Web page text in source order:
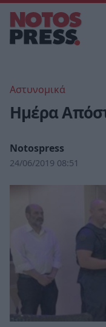
Αστυνομικά
Ημέρα
Notospress
24/06/2019 08:51